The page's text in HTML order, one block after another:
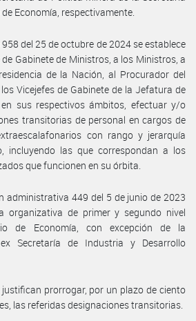
Economía, respectivamente.
del 25 de octubre de 2024 se establece
Gabinete de Ministros, a los Ministros, a
de la Nación, al Procurador del
Vicejefes de Gabinete de la Jefatura de
sus respectivos ámbitos, efectuar y/o
transitorias de personal en cargos de
con rango y jerarquía
incluyendo las que correspondan a los
que funcionen en su órbita.
administrativa 449 del 5 de junio de 2023
organizativa de primer y segundo nivel
de Economía, con excepción de la
Secretaría de Industria y Desarrollo
prorrogar, por un plazo de ciento
las referidas designaciones transitorias.